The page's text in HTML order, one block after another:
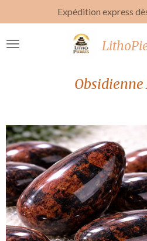
au
contenu
Expédition express